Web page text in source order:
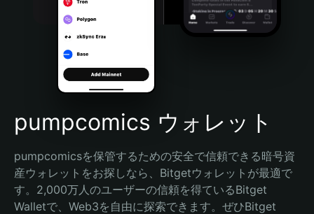
Português (Brasil)
Español (Argentina)
pumpcomics ウォレット
pumpcomicsを保管するための安全で信頼できる暗号資
産ウォレットをお探しなら、Bitgetウォレットが最適で
す。2,000万人のユーザーの信頼を得ているBitget
Walletで、Web3を自由に探索できます。ぜひBitget